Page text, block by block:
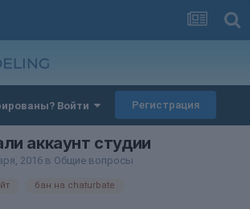
Войти Регистрация
аккаунт студии
2016 в Общие вопросы
бан на chaturbate